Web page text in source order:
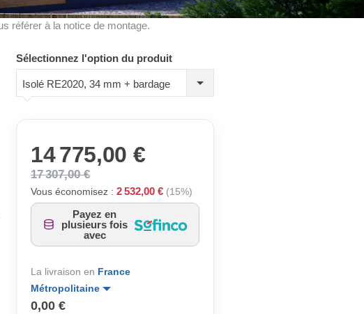
référer à la notice de montage.
Sélectionnez l'option du produit
Isolé RE2020, 34 mm + bardage
14 775,00 €
17 307,00 €
Vous économisez : 2 532,00 € (15%)
Payez en
plusieurs fois
avec
La livraison en France
Métropolitaine
0,00 €